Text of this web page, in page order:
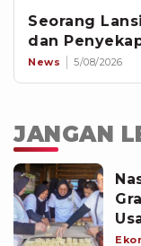
Seorang
dan
News 5/08/2026
JANGAN